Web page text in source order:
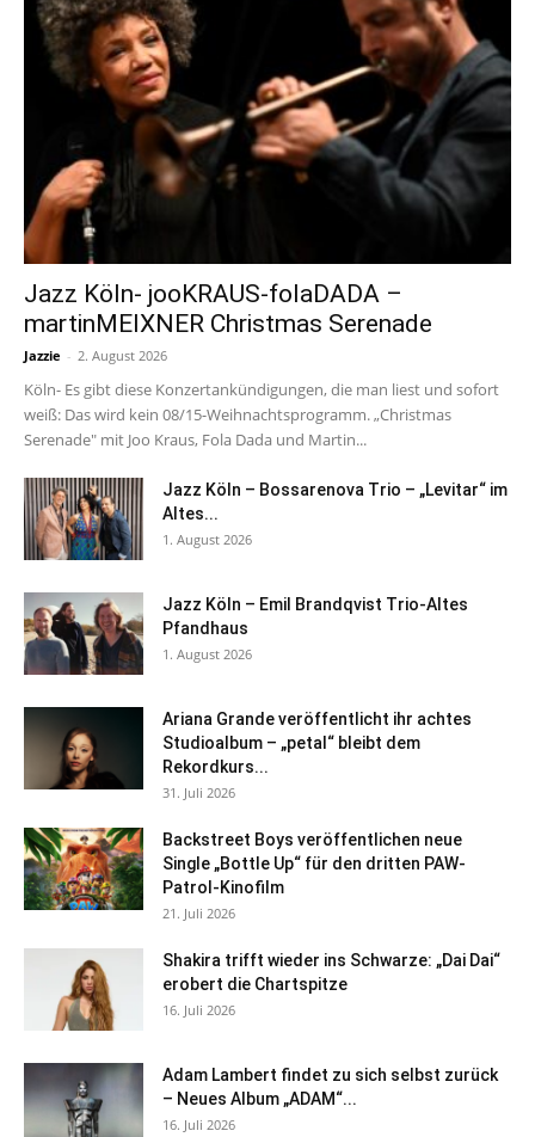
Jazz Köln- jooKRAUS-folaDADA –
martinMEIXNER Christmas Serenade
Jazzie - 2. August 2026
Köln- Es gibt diese Konzertankündigungen, die man liest und sofort
weiß: Das wird kein 08/15-Weihnachtsprogramm. „Christmas
Serenade" mit Joo Kraus, Fola Dada und Martin...
Jazz Köln – Bossarenova Trio – „Levitar“ im
Altes...
1. August 2026
Jazz Köln – Emil Brandqvist Trio-Altes
Pfandhaus
1. August 2026
Ariana Grande veröffentlicht ihr achtes
Studioalbum – „petal“ bleibt dem
Rekordkurs...
31. Juli 2026
Backstreet Boys veröffentlichen neue
Single „Bottle Up“ für den dritten PAW-
Patrol-Kinofilm
21. Juli 2026
Shakira trifft wieder ins Schwarze: „Dai Dai“
erobert die Chartspitze
16. Juli 2026
Adam Lambert findet zu sich selbst zurück
– Neues Album „ADAM“...
16. Juli 2026